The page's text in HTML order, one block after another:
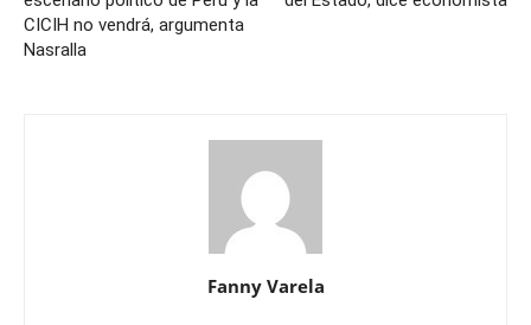
CICIH no vendrá, argumenta
Nasralla
Fanny Varela